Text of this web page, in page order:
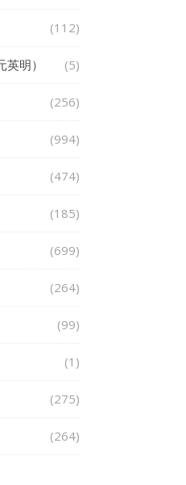
(112)
明） (5)
(256)
(994)
(474)
(185)
(699)
(264)
(99)
(1)
(275)
(264)